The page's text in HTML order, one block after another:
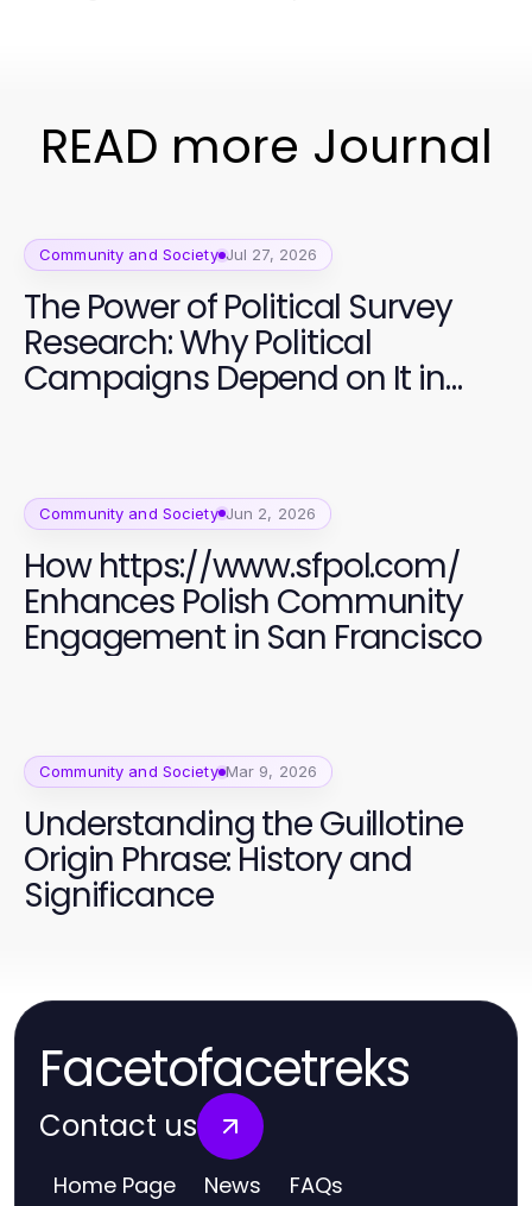
READ more Journal
Community and Society Jul 27, 2026
The Power of Political Survey
Research: Why Political
Campaigns Depend on It in
Community and Society Jun 2, 2026
How https://www.sfpol.com/
Enhances Polish Community
Engagement in San Francisco
Community and Society Mar 9, 2026
Understanding the Guillotine
Origin Phrase: History and
Significance
Facetofacetreks
Contact us
Home Page News FAQs